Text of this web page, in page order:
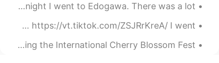
not sure about this point🤭
私は友達を見ました、そして私は絵を
私は友達
に会いました(or 会え ました if
昨夜江戸川に行きました。たくさん人をありました😂。通常花火をみませんが、でも行ってしあはせでした。 Last night I went to Edogawa. There was a lot ...
今日芝公園へ行きました！梅があまり咲いていなかったけど、素敵なカンザクラを見ました！🤩🌸🗼動画も作りました。🤗 https://vt.tiktok.com/ZSJRrKreA/ I went...
Macon, Georgia becomes the pinkest city in the world during the International Cherry Blossom Fest...